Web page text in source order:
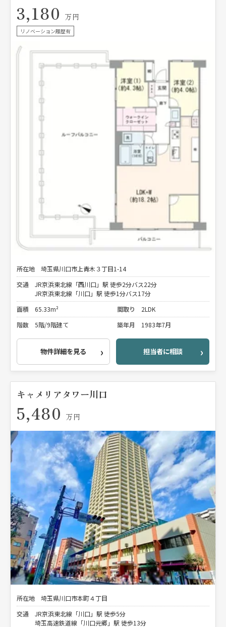
3,180 万円
リノベーション履歴有
所在地
埼玉県川口市上青木３丁目1-14
交通
JR京浜東北線「西川口」駅 徒歩2分バス22分
JR京浜東北線「川口」駅 徒歩1分バス17分
面積
65.33m² 間取り
2LDK
階数
5階/9階建て 築年月 1983年7月
物件詳細を見る 担当者に相談
キャメリアタワー川口
5,480 万円
所在地
埼玉県川口市本町４丁目
交通
JR京浜東北線「川口」駅 徒歩5分
埼玉高速鉄道線「川口元郷」駅 徒歩13分